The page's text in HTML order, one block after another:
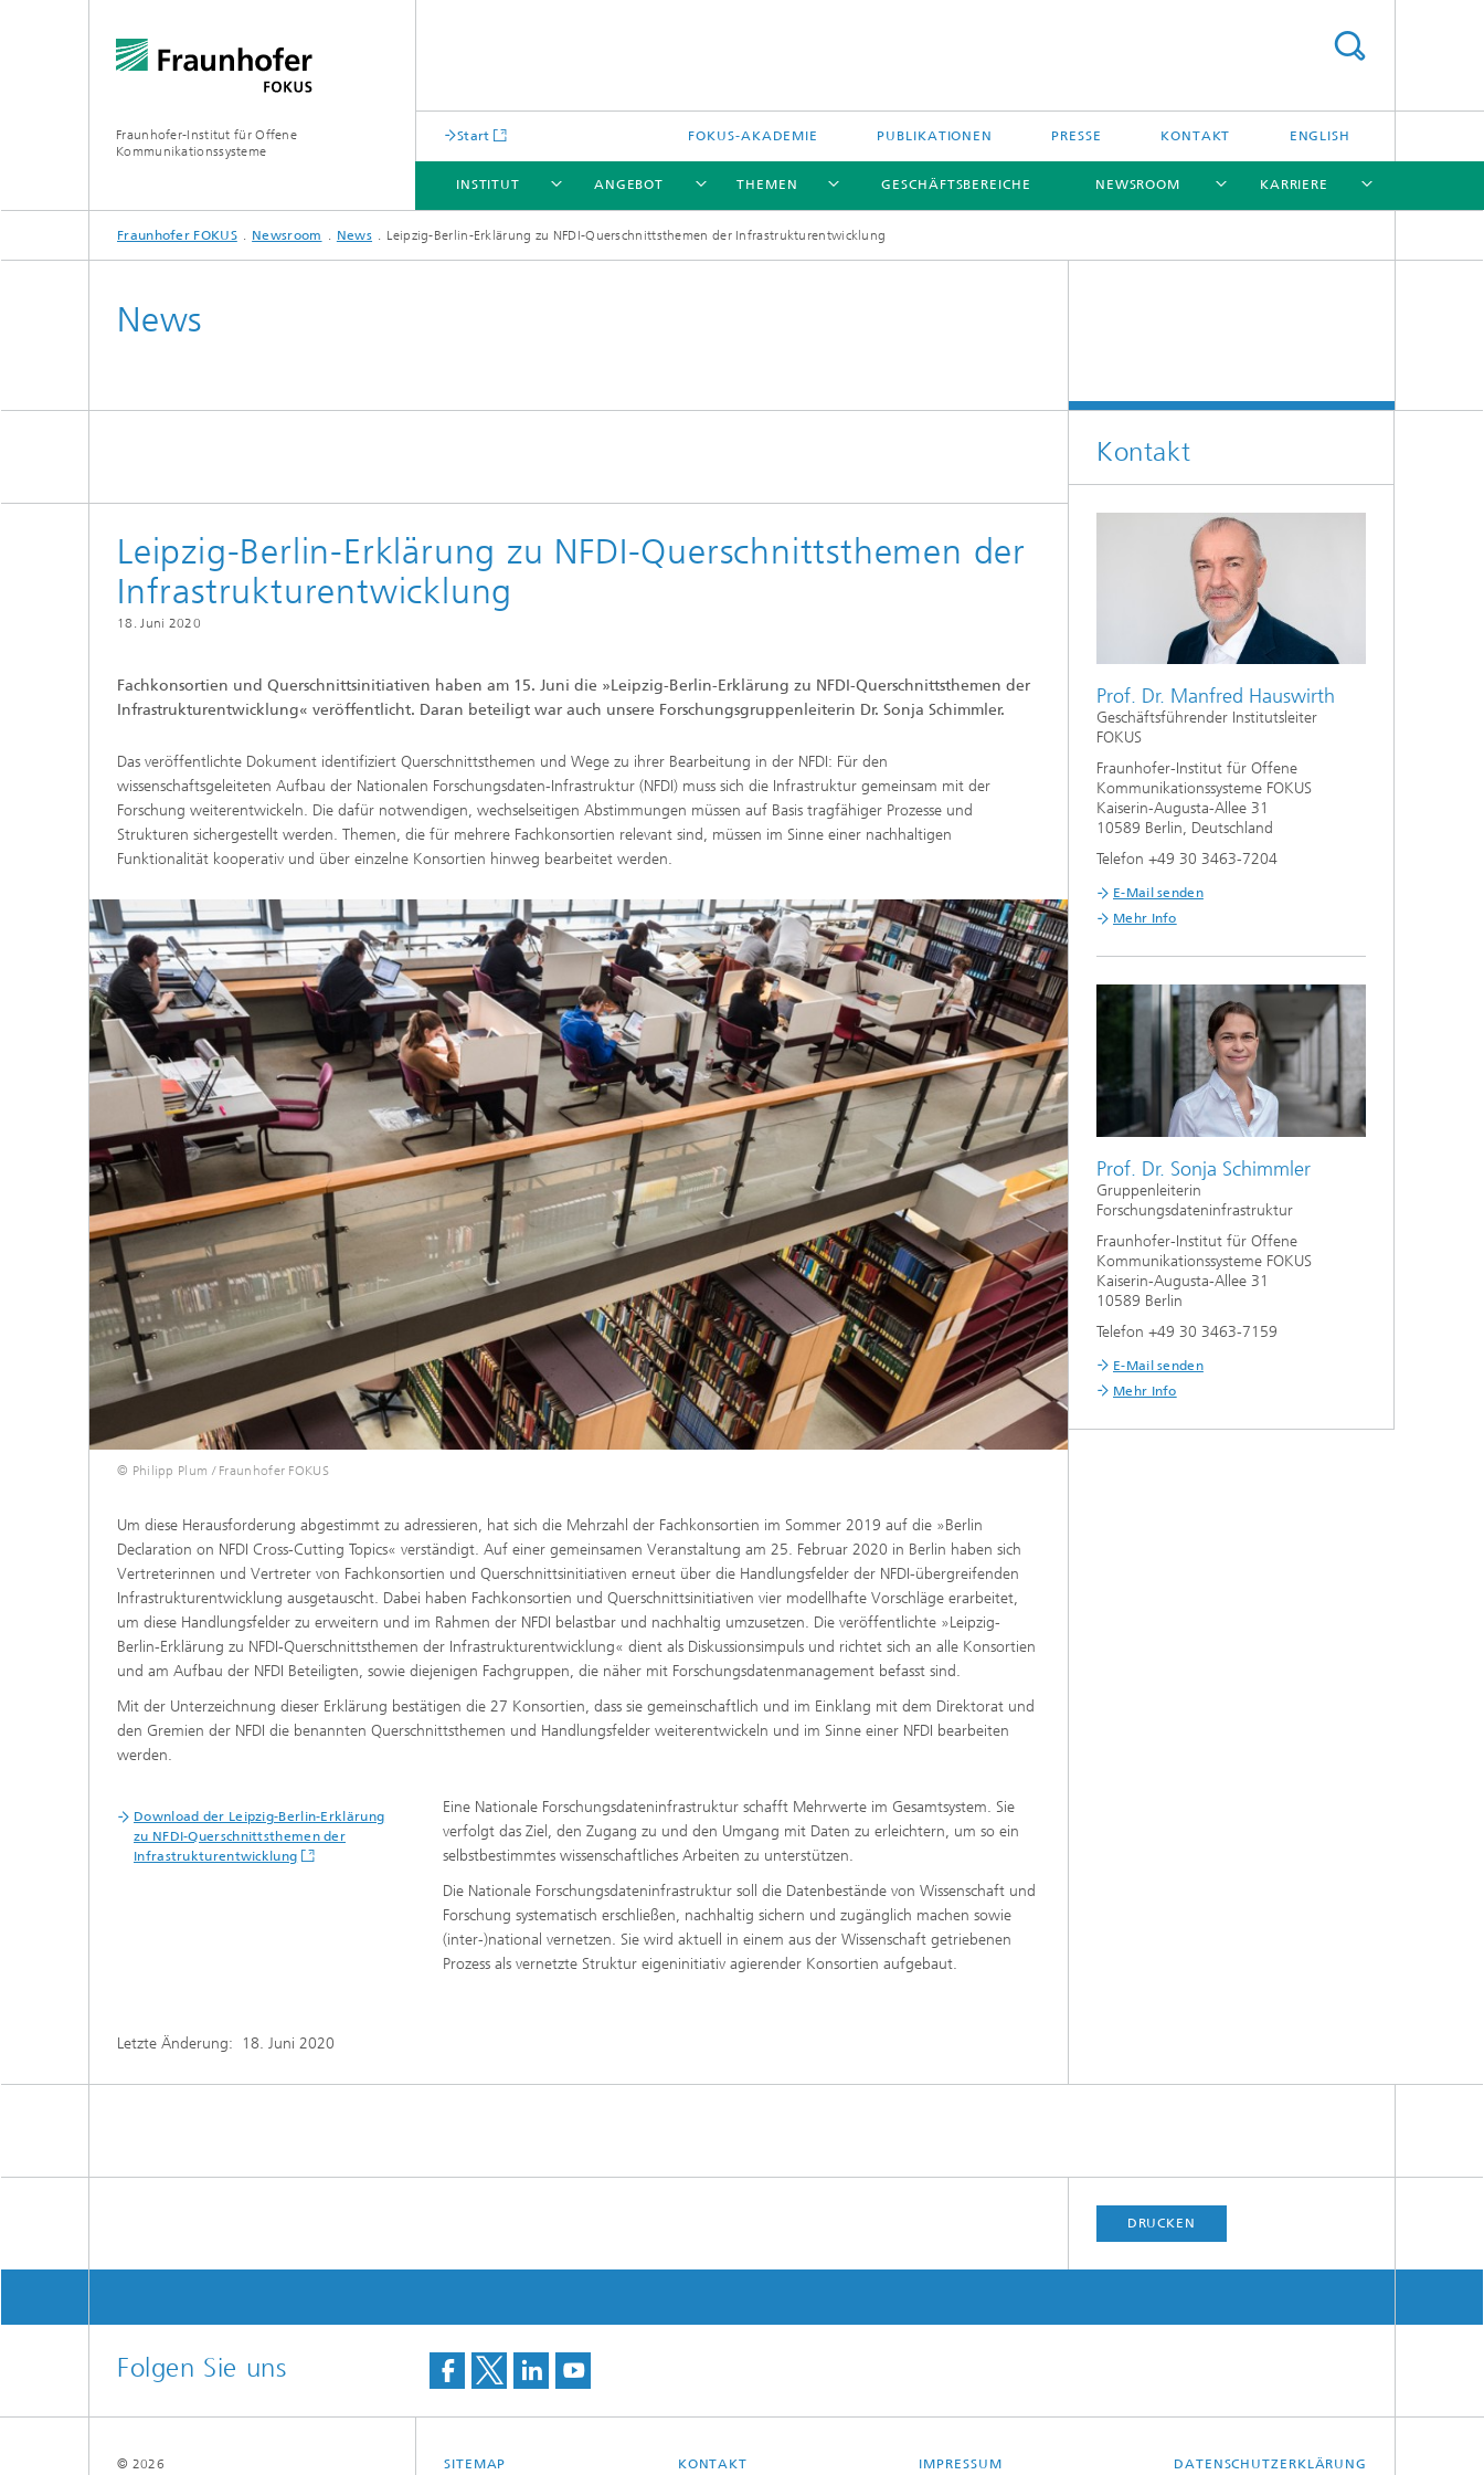
Fraunhofer-Institut für Offene
Kommunikationssysteme
Start FOKUS-AKADEMIE PUBLIKATIONEN PRESSE KONTAKT ENGLISH
INSTITUT
INSTITUT
ANGEBOT
ANGEBOT
THEMEN
THEMEN
GESCHÄFTSBEREICHE NEWSROOM
NEWSROOM
KARRIERE
KARRIERE
Fraunhofer FOKUS Newsroom News Leipzig-Berlin-Erklärung zu NFDI-Querschnittsthemen der Infrastrukturentwicklung
News
Leipzig-Berlin-Erklärung zu NFDI-Querschnittsthemen der
Infrastrukturentwicklung
18. Juni 2020
Fachkonsortien und Querschnittsinitiativen haben am 15. Juni die »Leipzig-Berlin-Erklärung zu NFDI-Querschnittsthemen der
Infrastrukturentwicklung« veröffentlicht. Daran beteiligt war auch unsere Forschungsgruppenleiterin Dr. Sonja Schimmler.
Das veröffentlichte Dokument identifiziert Querschnittsthemen und Wege zu ihrer Bearbeitung in der NFDI: Für den
wissenschaftsgeleiteten Aufbau der Nationalen Forschungsdaten-Infrastruktur (NFDI) muss sich die Infrastruktur gemeinsam mit der
Forschung weiterentwickeln. Die dafür notwendigen, wechselseitigen Abstimmungen müssen auf Basis tragfähiger Prozesse und
Strukturen sichergestellt werden. Themen, die für mehrere Fachkonsortien relevant sind, müssen im Sinne einer nachhaltigen
Funktionalität kooperativ und über einzelne Konsortien hinweg bearbeitet werden.
© Philipp Plum / Fraunhofer FOKUS
Um diese Herausforderung abgestimmt zu adressieren, hat sich die Mehrzahl der Fachkonsortien im Sommer 2019 auf die »Berlin
Declaration on NFDI Cross-Cutting Topics« verständigt. Auf einer gemeinsamen Veranstaltung am 25. Februar 2020 in Berlin haben sich
Vertreterinnen und Vertreter von Fachkonsortien und Querschnittsinitiativen erneut über die Handlungsfelder der NFDI-übergreifenden
Infrastrukturentwicklung ausgetauscht. Dabei haben Fachkonsortien und Querschnittsinitiativen vier modellhafte Vorschläge erarbeitet,
um diese Handlungsfelder zu erweitern und im Rahmen der NFDI belastbar und nachhaltig umzusetzen. Die veröffentlichte »Leipzig-
Berlin-Erklärung zu NFDI-Querschnittsthemen der Infrastrukturentwicklung« dient als Diskussionsimpuls und richtet sich an alle Konsortien
und am Aufbau der NFDI Beteiligten, sowie diejenigen Fachgruppen, die näher mit Forschungsdatenmanagement befasst sind.
Mit der Unterzeichnung dieser Erklärung bestätigen die 27 Konsortien, dass sie gemeinschaftlich und im Einklang mit dem Direktorat und
den Gremien der NFDI die benannten Querschnittsthemen und Handlungsfelder weiterentwickeln und im Sinne einer NFDI bearbeiten
werden.
Download der Leipzig-Berlin-Erklärung
zu NFDI-Querschnittsthemen der
Infrastrukturentwicklung
Eine Nationale Forschungsdateninfrastruktur schafft Mehrwerte im Gesamtsystem. Sie
verfolgt das Ziel, den Zugang zu und den Umgang mit Daten zu erleichtern, um so ein
selbstbestimmtes wissenschaftliches Arbeiten zu unterstützen.
Die Nationale Forschungsdateninfrastruktur soll die Datenbestände von Wissenschaft und
Forschung systematisch erschließen, nachhaltig sichern und zugänglich machen sowie
(inter-)national vernetzen. Sie wird aktuell in einem aus der Wissenschaft getriebenen
Prozess als vernetzte Struktur eigeninitiativ agierender Konsortien aufgebaut.
Letzte Änderung: 18. Juni 2020
Kontakt
Prof. Dr. Manfred Hauswirth
Geschäftsführender Institutsleiter
FOKUS
Fraunhofer-Institut für Offene
Kommunikationssysteme FOKUS
Kaiserin-Augusta-Allee 31
10589 Berlin, Deutschland
Telefon +49 30 3463-7204
E-Mail senden
Mehr Info
Prof. Dr. Sonja Schimmler
Gruppenleiterin
Forschungsdateninfrastruktur
Fraunhofer-Institut für Offene
Kommunikationssysteme FOKUS
Kaiserin-Augusta-Allee 31
10589 Berlin
Telefon +49 30 3463-7159
E-Mail senden
Mehr Info
DRUCKEN
Folgen Sie uns
SITEMAP KONTAKT IMPRESSUM DATENSCHUTZERKLÄRUNG
© 2026